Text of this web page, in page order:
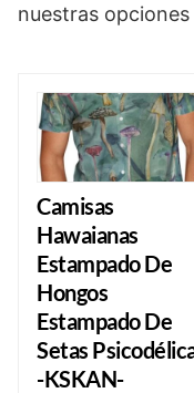
nuestras
Camisas
Hawaianas
Estampado De
Hongos
Estampado De
Setas
-KSKAN-